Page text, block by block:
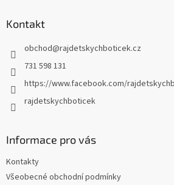
p
k
Kontakt
obchod@rajdetskychboticek.cz
731 598 131
https://www.facebook.com/
rajdetskychboticek
Informace pro vás
Kontakty
Všeobecné obchodní podmínky